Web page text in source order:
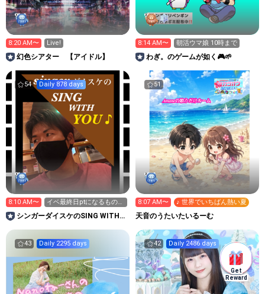
Get
Reward
8:20 AM〜 Live!
幻色シアター 【アイドル】
8:14 AM〜 朝活ウマ娘 10時まで
54 Daily 878 days
8:10 AM〜
イベ最終日ptになるもの何
でもください🙏
シンガーダイスケのSING WITH
51
8:07 AM〜 ♪ 世界でいちばん熱い夏
天音のうたいたいるーむ
43 Daily 2295 days 42 Daily 2486 days